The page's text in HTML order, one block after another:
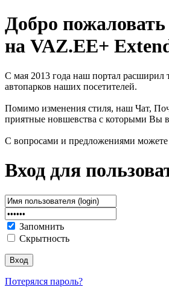
Добро пожаловать
на VAZ.EE+
С мая 2013 года наш портал
автопарков наших посетителей.
Помимо изменения стиля, наш Чат,
приятные новшевства с которыми Вы
С вопросами и предложениями можете
Вход для
Запомнить
Скрытность
Потерялся пароль?